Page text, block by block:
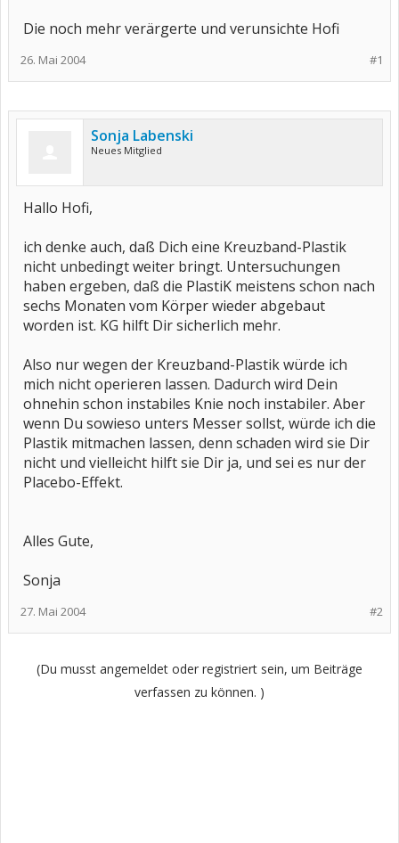
Die noch mehr verärgerte und verunsichte Hofi
#1
26. Mai 2004
Sonja Labenski
Neues Mitglied
Hallo Hofi,
ich denke auch, daß Dich eine Kreuzband-Plastik
nicht unbedingt weiter bringt. Untersuchungen
haben ergeben, daß die PlastiK meistens schon nach
sechs Monaten vom Körper wieder abgebaut
worden ist. KG hilft Dir sicherlich mehr.
Also nur wegen der Kreuzband-Plastik würde ich
mich nicht operieren lassen. Dadurch wird Dein
ohnehin schon instabiles Knie noch instabiler. Aber
wenn Du sowieso unters Messer sollst, würde ich die
Plastik mitmachen lassen, denn schaden wird sie Dir
nicht und vielleicht hilft sie Dir ja, und sei es nur der
Placebo-Effekt.
Alles Gute,
Sonja
#2
27. Mai 2004
(Du musst angemeldet oder registriert sein, um Beiträge
verfassen zu können. )